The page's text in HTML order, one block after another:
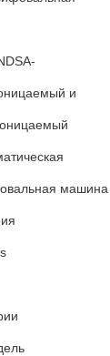
и
машина